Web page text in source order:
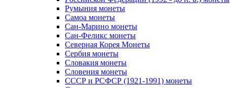
Румыния монеты
Самоа монеты
Сан-Марино монеты
Сан-Феликс монеты
Северная Корея Монеты
Сербия монеты
Словакия монеты
Словения монеты
СССР и РСФСР (1921-1991) монеты